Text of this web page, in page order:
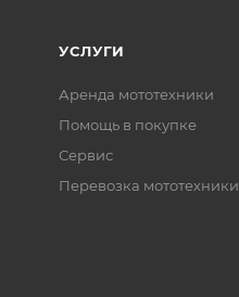
УСЛУГИ
Аренда мототехники
Помощь в покупке
Сервис
Перевозка мототехники